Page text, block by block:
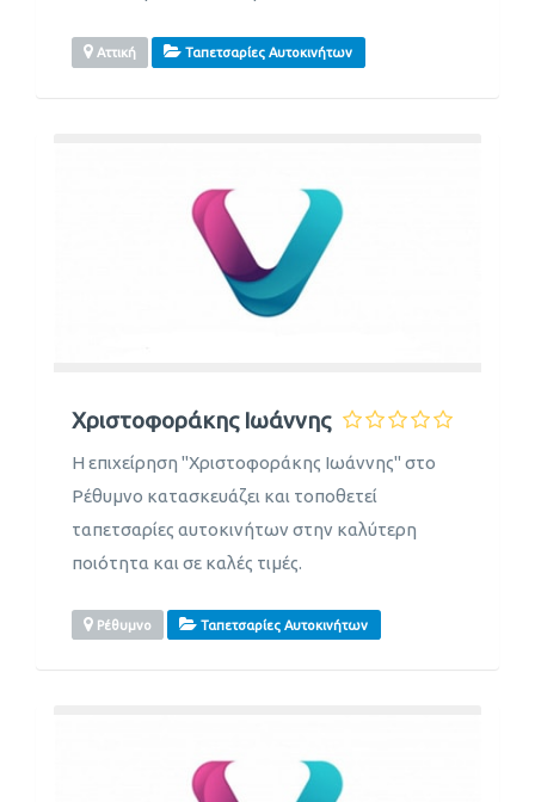
Αττική Ταπετσαρίες Αυτοκινήτων
Χριστοφοράκης Ιωάννης
Η επιχείρηση "Χριστοφοράκης Ιωάννης" στο
Ρέθυμνο κατασκευάζει και τοποθετεί
ταπετσαρίες αυτοκινήτων στην καλύτερη
ποιότητα και σε καλές τιμές.
Ρέθυμνο Ταπετσαρίες Αυτοκινήτων